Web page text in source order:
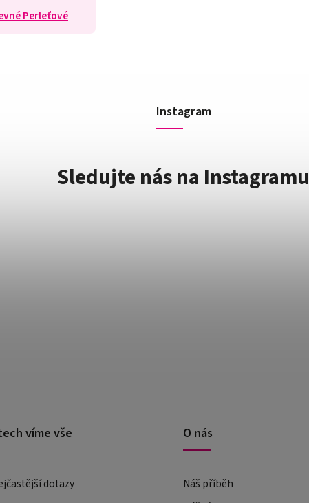
Perleťové
Instagram
Sledujte nás na Instagramu
víme vše
dotazy
O nás
Náš příběh